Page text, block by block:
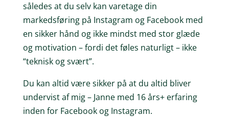
således at du selv kan varetage din
markedsføring på Instagram og Facebook med
en sikker hånd og ikke mindst med stor glæde
og motivation – fordi det føles naturligt – ikke
“teknisk og svært”.
Du kan altid være sikker på at du altid bliver
undervist af mig – Janne med 16 års+ erfaring
inden for Facebook og Instagram.